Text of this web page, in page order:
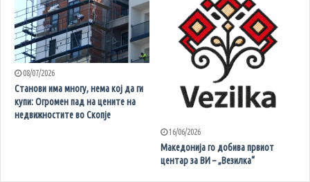
08/07/2026
Станови има многу, нема кој да ги
купи: Огромен пад на цените на
недвижностите во Скопје
16/06/2026
Македонија го добива првиот
центар за ВИ – „Везилка“